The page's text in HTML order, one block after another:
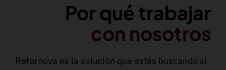
Por qué trabajar
con nosotros
Refornova es la solución que estás buscando si